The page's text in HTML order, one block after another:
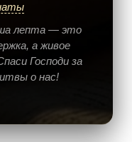
лепта — это
а живое
Господи за
о нас!